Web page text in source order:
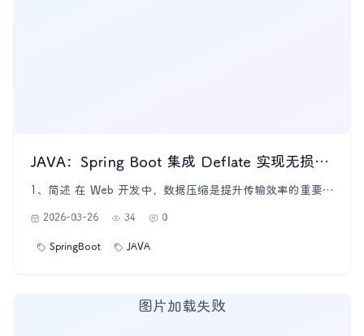
JAVA：Spring Boot 集成 Deflate 实现无损压缩
1、简述 在 Web 开发中，数据压缩是提升传输效率的重要手
法，广泛应用于 HTTP 压缩、数据存储和传输。本文将介绍
如何在 Spring Boot 中集成 Deflate 压缩，并通过示例演示
如何压缩和解压缩数据。 2、什么是 D
2026-03-26 34 0
SpringBoot JAVA
图片加载失败